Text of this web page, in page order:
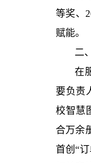
等奖、
赋能。
二
在
要负责
校智慧
合万余
首创“